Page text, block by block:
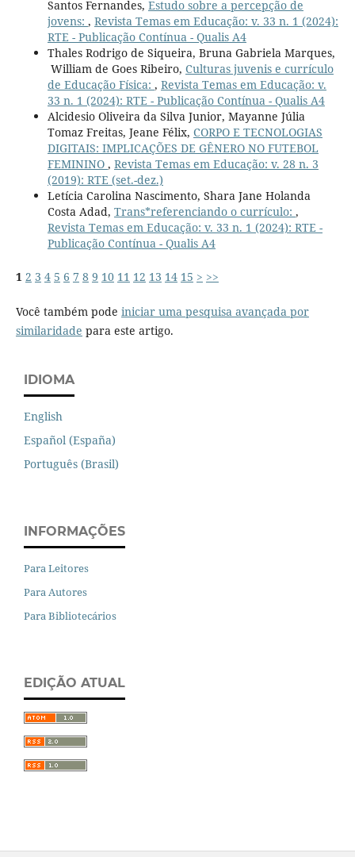
Santos Fernandes, Estudo sobre a percepção de
jovens: , Revista Temas em Educação: v. 33 n. 1 (2024):
RTE - Publicação Contínua - Qualis A4
Thales Rodrigo de Siqueira, Bruna Gabriela Marques,
William de Goes Ribeiro, Culturas juvenis e currículo
de Educação Física: , Revista Temas em Educação: v.
33 n. 1 (2024): RTE - Publicação Contínua - Qualis A4
Alcidesio Oliveira da Silva Junior, Mayanne Júlia
Tomaz Freitas, Jeane Félix, CORPO E TECNOLOGIAS
DIGITAIS: IMPLICAÇÕES DE GÊNERO NO FUTEBOL
FEMININO , Revista Temas em Educação: v. 28 n. 3
(2019): RTE (set.-dez.)
Letícia Carolina Nascimento, Shara Jane Holanda
Costa Adad, Trans*referenciando o currículo: ,
Revista Temas em Educação: v. 33 n. 1 (2024): RTE -
Publicação Contínua - Qualis A4
1 2 3 4 5 6 7 8 9 10 11 12 13 14 15 > >>
Você também pode iniciar uma pesquisa avançada por
similaridade para este artigo.
IDIOMA
English
Español (España)
Português (Brasil)
INFORMAÇÕES
Para Leitores
Para Autores
Para Bibliotecários
EDIÇÃO ATUAL